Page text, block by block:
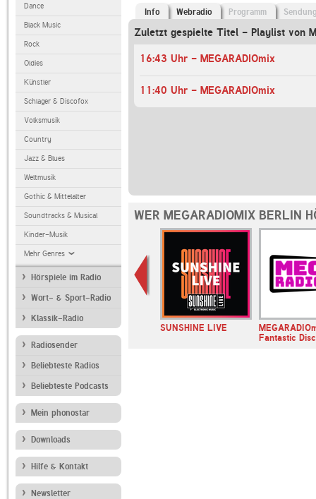
Dance
Black Music
Rock
Oldies
Künstler
Schlager & Discofox
Volksmusik
Country
Jazz & Blues
Weltmusik
Gothic & Mittelalter
Soundtracks & Musical
Kinder-Musik
Mehr Genres
Hörspiele im Radio
Wort- & Sport-Radio
Klassik-Radio
Radiosender
Beliebteste Radios
Beliebteste Podcasts
Mein phonostar
Downloads
Hilfe & Kontakt
Newsletter
Info Webradio Programm
Zuletzt gespielte Titel - Playlist von
16:43 Uhr - MEGARADIOmix
11:40 Uhr - MEGARADIOmix
WER MEGARADIOMIX BERLIN
Deep
MEGARADIOmix 80s
In The Mix
SUNSHINE LIVE
Fantastic